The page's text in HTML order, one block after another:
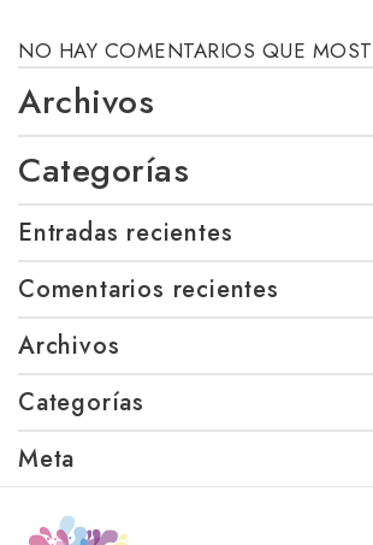
NO HAY COMENTARIOS QUE
Archivos
Categorías
Entradas recientes
Comentarios recientes
Archivos
Categorías
Meta